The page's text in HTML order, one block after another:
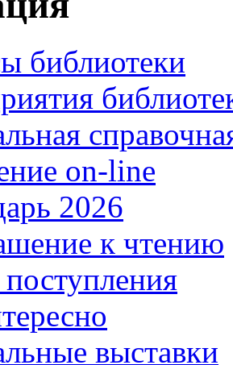
библиотеки
on-line
2026
к чтению
выставки